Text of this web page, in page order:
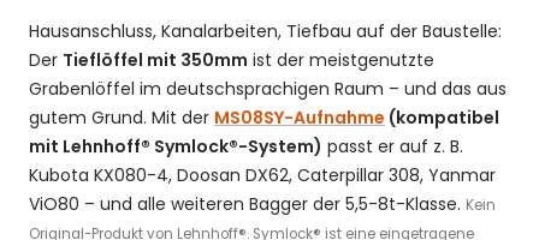
Hausanschluss, Kanalarbeiten, Tiefbau auf der Baustelle:
Der Tieflöffel mit 350mm ist der meistgenutzte
Grabenlöffel im deutschsprachigen Raum – und das aus
gutem Grund. Mit der MS08SY-Aufnahme (kompatibel
mit Lehnhoff® Symlock®-System) passt er auf z. B.
Kubota KX080-4, Doosan DX62, Caterpillar 308, Yanmar
ViO80 – und alle weiteren Bagger der 5,5-8t-Klasse. Kein
Original-Produkt von Lehnhoff®. Symlock® ist eine eingetragene